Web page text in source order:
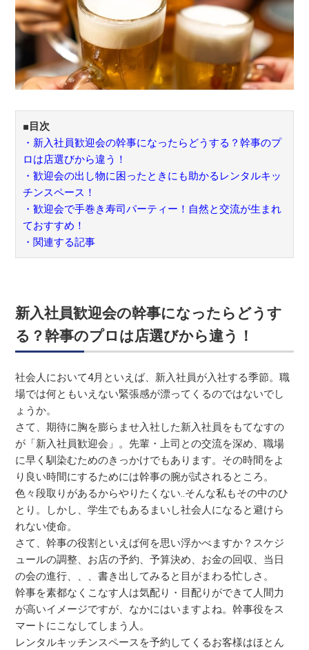
■目次
・新入社員歓迎会の幹事になったらどうする？幹事のプ
ロは店選びから違う！
・歓迎会の出し物に困ったときにも助かるレンタルキッ
チンスペース！
・歓迎会で手巻き寿司パーティー！自然と交流が生まれ
ておすすめ！
・関連する記事
新入社員歓迎会の幹事になったらどうす
る？幹事のプロは店選びから違う！
社会人において4月といえば、新入社員が入社する季節。職
場では何ともいえない緊張感が漂ってくるのではないでし
ょうか。
さて、期待に胸を膨らませ入社した新入社員をもてなすの
が「新入社員歓迎会」。先輩・上司との交流を深め、職場
に早く馴染むためのきっかけでもあります。その時間をよ
り良い時間にするためには幹事の腕が試されるところ。
色々段取りがあるからやりたくない..そんな私もその中のひ
とり。しかし、学生でもあるまいし社会人になると避けら
れない使命。
さて、幹事の役割といえば何を思い浮かべますか？スケジ
ュールの調整、お店の予約、予算決め、お金の回収、当日
の会の進行、、、書き出してみると目がまわる忙しさ。
幹事を素都なくこなす人は気配り・目配りができて人間力
が高いイメージですが、なかにはいますよね。幹事役をス
マートにこなしてしまう人。
レンタルキッチンスペースを予約してくるお客様はほとん